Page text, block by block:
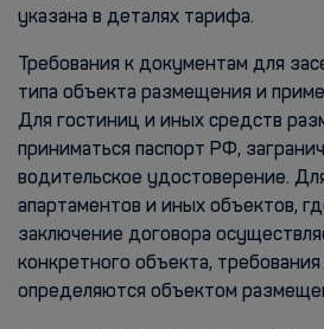
указана в деталях тарифа.
Требования к документам для
типа объекта размещения и
Для гостиниц и иных средств
приниматься паспорт РФ,
водительское удостоверение.
апартаментов и иных объектов,
заключение договора
конкретного объекта,
определяются объектом